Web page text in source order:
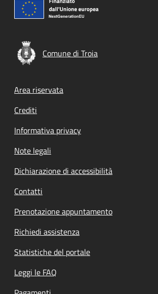
Comune di Troia
Footer menu
Area riservata
Crediti
Informativa privacy
Note legali
Dichiarazione di accessibilità
Contatti
Prenotazione appuntamento
Richiedi assistenza
Statistiche del portale
Leggi le FAQ